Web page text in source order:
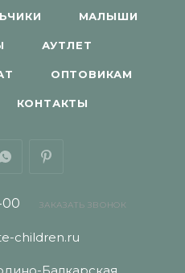
МАЛЫШИ
АУТЛЕТ
ОПТОВИКАМ
КОНТАКТЫ
00 ЗАКАЗАТЬ ЗВОНОК
children.ru